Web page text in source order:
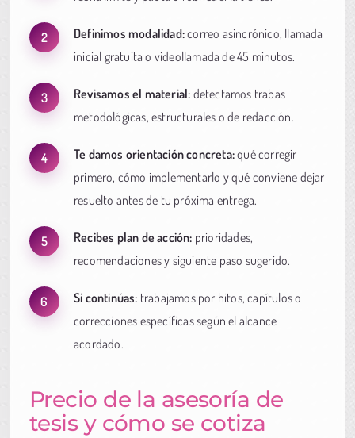
Definimos modalidad:correo asincrónico, llamada
inicial gratuita o videollamada de 45 minutos.
Revisamos el material: detectamos trabas
metodológicas, estructurales o de redacción.
Te damos orientación concreta:qué corregir
primero, cómo implementarlo y qué conviene dejar
resuelto antes de tu próxima entrega.
Recibes plan de acción: prioridades,
recomendaciones y siguiente paso sugerido.
Si continúas: trabajamos por hitos, capítulos o
correcciones específicas según el alcance
acordado.
Precio de la asesoría de
tesis y cómo se cotiza